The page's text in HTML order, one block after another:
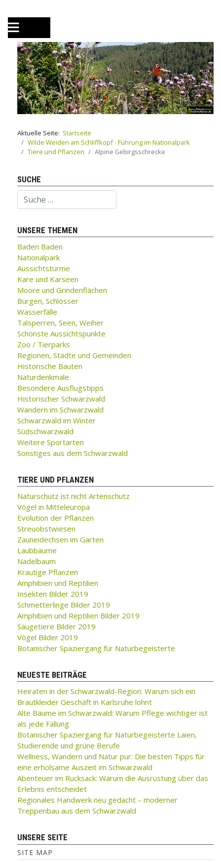
Aktuelle Seite: Startseite
Wilde Weiden am Schliffkopf - Führung im Nationalpark
Tiere und Pflanzen
Alpine Gebirgsschrecke
SUCHE
Suchen
UNSERE THEMEN
Baden Baden
Nationalpark
Aussichtstürme
Kare und Karseen
Moore und Grindenflächen
Burgen, Schlösser
Wasserfälle
Talsperren, Seen, Weiher
Schönste Aussichtspunkte
Zoo / Tierparks
Regionen, Städte und Gemeinden
Historische Bauten
Naturdenkmale
Besondere Ausflugstipps
Historischer Schwarzwald
Wandern im Schwarzwald
Schwarzwald im Winter
Südschwarzwald
Weitere Sportarten
Sonstiges aus dem Schwarzwald
TIERE UND PFLANZEN
Naturschutz ist nicht Artenschutz
Vögel in Mitteleuropa
Evolution der Pflanzen
Streuobstwiesen
Zauneidechsen im Garten
Laubbäume
Nadelbaum
Krautige Pflanzen
Amphibien und Reptilien
Insekten Bilder 2019
Schmetterlinge Bilder 2019
Amphibien und Reptilien Bilder 2019
Säugetiere Bilder 2019
Vögel Bilder 2019
Botanischer Spaziergang für Naturbegeisterte
NEUESTE BEITRÄGE
Heiraten in der Schwarzwald-Region: Warum sich ein
Brautkleider Geschäft in Karlsruhe lohnt
Alte Bäume im Schwarzwald: Warum Pflege wichtiger ist
als jede Fällung
Botanischer Spaziergang für Naturbegeisterte Laien,
Studierende und grüne Berufe
Wellness, Wandern und Natur pur: Die besten Tipps für
eine erholsame Auszeit im Schwarzwald
Abenteuer im Rucksack: Warum die Ausrüstung über das
Erlebnis entscheidet
Regionales Handwerk neu gedacht – moderner
Treppenbau aus dem Schwarzwald
UNSERE SEITE
SITE MAP